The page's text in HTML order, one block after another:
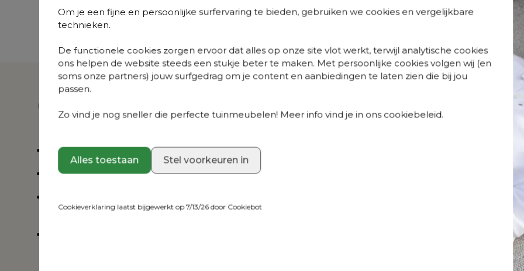
Om je een fijne en persoonlijke surfervaring te bieden, gebruiken we cookies en vergelijkbare
technieken.
De functionele cookies zorgen ervoor dat alles op onze site vlot werkt, terwijl analytische cookies
ons helpen de website steeds een stukje beter te maken. Met persoonlijke cookies volgen wij (en
soms onze partners) jouw surfgedrag om je content en aanbiedingen te laten zien die bij jou
passen.
Zo vind je nog sneller die perfecte tuinmeubelen! Meer info vind je in ons cookiebeleid.
Alles toestaan Stel voorkeuren in
Cookieverklaring laatst bijgewerkt op 7/13/26 door Cookiebot
Donato
varianten
Donato
beige aluminium
met slow farafra all
weather
sunbrella® luxe
Donato
varianten
beige aluminium
met lopi marble all
weather
Donato
+
beige aluminium
met chartres
pewter all weather
Donato Donato
loungebank in
beige aluminium
met marbella
all weather
Over dit product
Organische vormen
Roestvrij aluminium
motieven
Perfectie schuilt in
speelse, organische
gemaakt van
kussens zijn uniek en
interieur met exterieur
poolhouse, onder je
coating en is daardoor
de diepe kleuring van
Gecombineerd met
poriënstructuur creëer
hebben een rits en zijn
kleuren en patronen,
geniet je van 3 jaar